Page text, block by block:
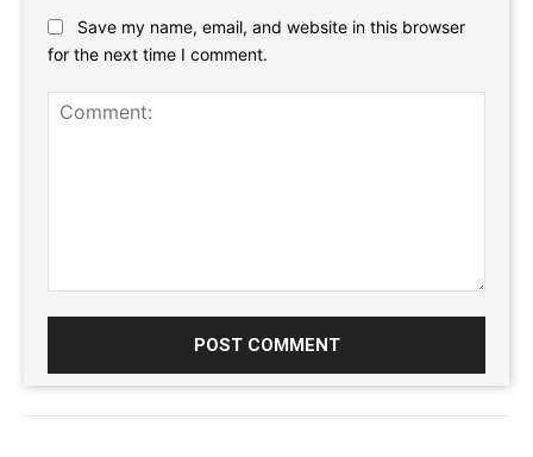
Save my name, email, and website in this browser
for the next time I comment.